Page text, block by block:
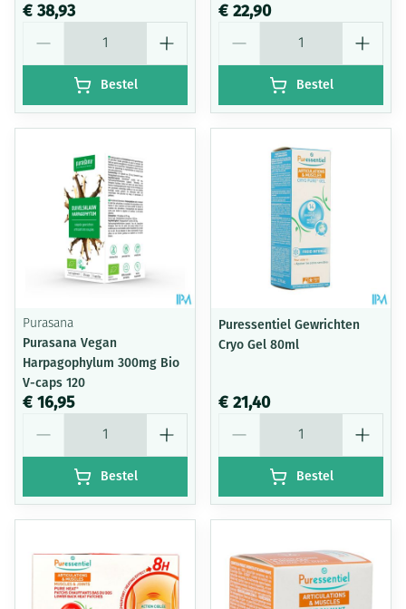
€ 38,93
Bestel
€ 22,90
Bestel
Purasana
Purasana Vegan
Harpagophylum 300mg Bio
V-caps 120
€ 16,95
Bestel
Puressentiel Gewrichten
Cryo Gel 80ml
€ 21,40
Bestel